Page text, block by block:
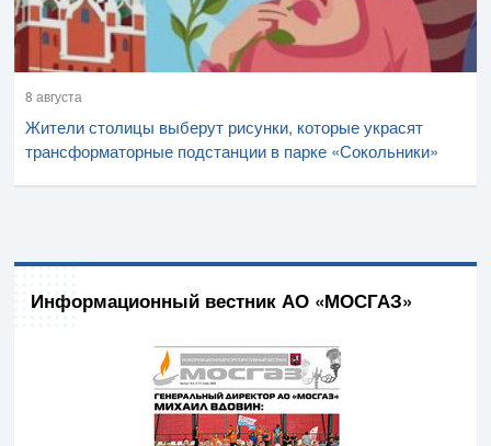
8 августа
Жители столицы выберут рисунки, которые украсят
трансформаторные подстанции в парке «Сокольники»
Информационный вестник АО «МОСГАЗ»